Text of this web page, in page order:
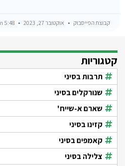
קבוצת הפייסבוק אוקטובר 27, 2023
קטגוריות
תרבות בסיני
שנורקלים בסיני
שארם א-שייח'
קזינו בסיני
קאמפים בסיני
צלילה בסיני